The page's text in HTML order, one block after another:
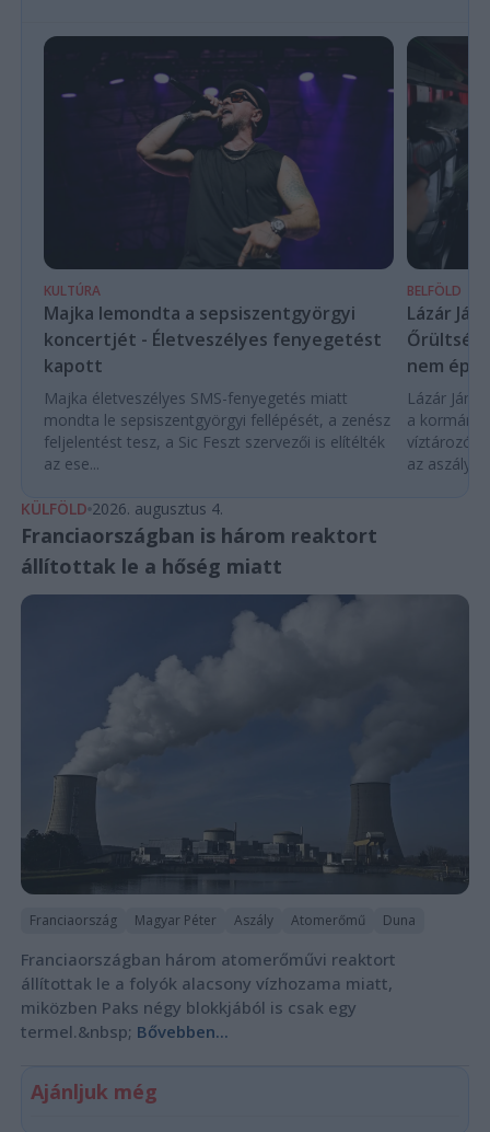
KULTÚRA
Majka lemondta a sepsiszentgyörgyi
koncertjét - Életveszélyes fenyegetést
kapott
Majka életveszélyes SMS-fenyegetés miatt
mondta le sepsiszentgyörgyi fellépését, a zenész
feljelentést tesz, a Sic Feszt szervezői is elítélték
az ese...
BELFÖLD
Lázár
Őrültség
nem
Lázár
a kormány
az
KÜLFÖLD 2026. augusztus 4.
Franciaországban is három reaktort
állítottak le a hőség miatt
Franciaország Magyar Péter Aszály Atomerőmű Duna
Franciaországban három atomerőművi reaktort
állítottak le a folyók alacsony vízhozama miatt,
miközben Paks négy blokkjából is csak egy
termel.&nbsp; Bővebben...
Ajánljuk még